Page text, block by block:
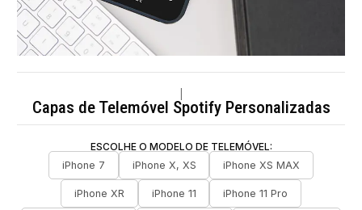
Capas de Telemóvel Spotify Personalizadas
ESCOLHE O MODELO DE TELEMÓVEL:
iPhone 7
iPhone X, XS iPhone XS MAX
iPhone XR iPhone 11 iPhone 11 Pro